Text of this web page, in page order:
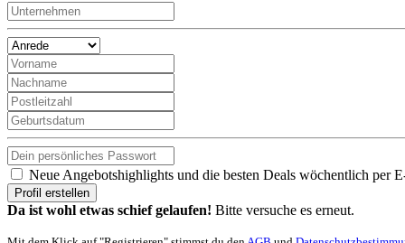
Neue Angebotshighlights und die besten Deals wöchentlich per
Profil erstellen
Da ist wohl etwas schief gelaufen! Bitte versuche es erneut.